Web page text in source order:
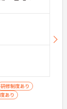
研修制度あり
あり